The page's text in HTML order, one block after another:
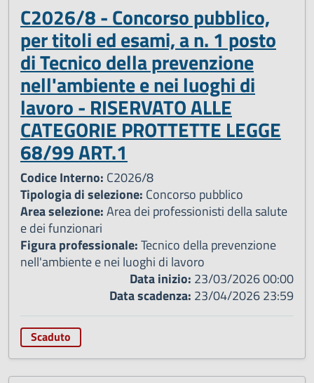
C2026/8 - Concorso pubblico,
per titoli ed esami, a n. 1 posto
di Tecnico della prevenzione
nell'ambiente e nei luoghi di
lavoro - RISERVATO ALLE
CATEGORIE PROTTETTE LEGGE
68/99 ART.1
Codice Interno: C2026/8
Tipologia di selezione: Concorso pubblico
Area selezione:Area dei professionisti della salute
e dei funzionari
Figura professionale:Tecnico della prevenzione
nell'ambiente e nei luoghi di lavoro
Data inizio: 23/03/2026 00:00
Data scadenza: 23/04/2026 23:59
Scaduto